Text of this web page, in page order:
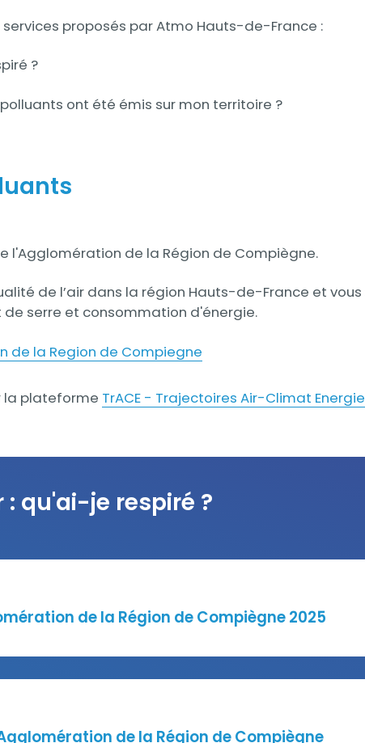
proposés par Atmo Hauts-de-France :
?
ont été émis sur mon territoire ?
l'Agglomération de la Région de Compiègne.
de l’air dans la région Hauts-de-France et
serre et consommation d'énergie.
de la Region de Compiegne
la plateforme TrACE - Trajectoires Air-Climat
qu'ai-je respiré ?
de la Région de Compiègne 2025
de la Région de Compiègne